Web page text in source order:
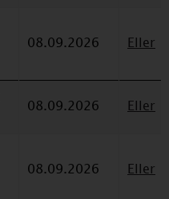
08.09.2026 Eller
08.09.2026 Eller
08.09.2026 Eller